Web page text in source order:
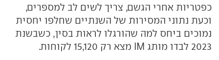
כפטריות אחרי הגשם, צריך לשים לב למספרים,
וכעת נתוני המסירות של השנתיים שחלפו יחסית
נמוכים ביחס למה שהורגלו לראות בסין, כשבשנת
2023 לבדו מותג IM מצא רק 15,120 לקוחות.